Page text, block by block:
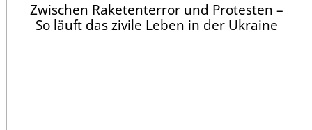
Zwischen Raketenterror und Protesten –
So läuft das zivile Leben in der Ukraine